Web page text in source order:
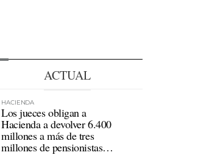
ACTUAL
HACIENDA
Los jueces obligan a
Hacienda a devolver 6.400
millones a más de tres
millones de pensionistas